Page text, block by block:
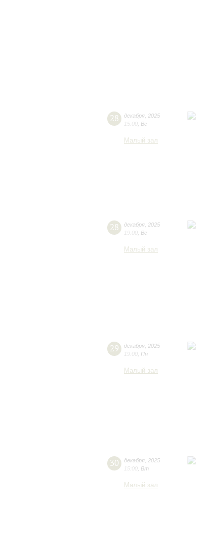
28 декабря 2025
15:00 Вс
Малый зал
28 декабря 2025
19:00 Вс
Малый зал
29 декабря 2025
19:00 Пн
Малый зал
30 декабря 2025
15:00 Вт
Малый зал